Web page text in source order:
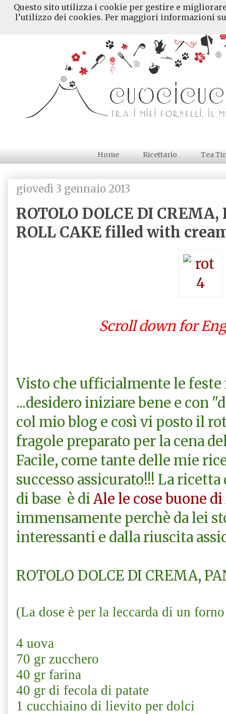
Home Ricettario Tea
giovedì 3 gennaio 2013
ROTOLO DOLCE DI
ROLL CAKE filled with
Scroll down for
Visto che ufficialmente le
...desidero iniziare bene e con
col mio blog e così vi posto il
fragole preparato per la cena
Facile, come tante delle mie
successo assicurato!!! La
di base è di Ale le cose buone
immensamente perchè da lei
interessanti e dalla riuscita
ROTOLO DOLCE DI CREMA,
(La dose è per la leccarda di un
4 uova
70 gr zucchero
40 gr farina
40 gr di fecola di patate
1 cucchiaino di lievito per dolci
Questo sito utilizza i cookie per gestire e
l’utilizzo dei cookies. Per maggiori informazioni